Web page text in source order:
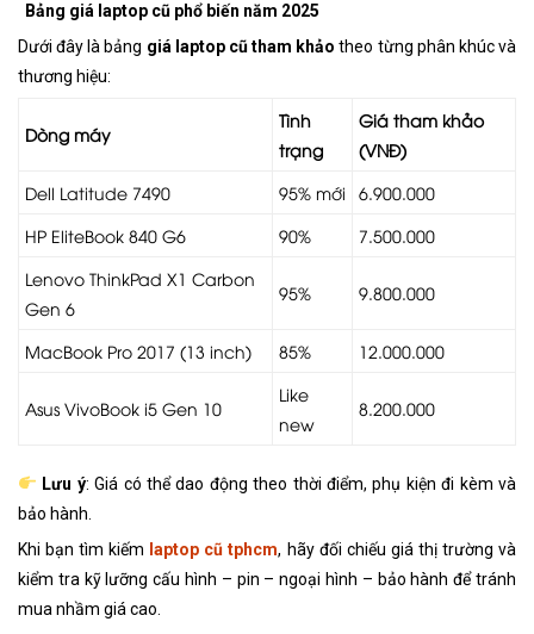
Bảng giá laptop cũ phổ biến năm 2025
Dưới đây là bảng giá laptop cũ tham khảo theo từng phân khúc và
thương hiệu:
Dòng máy
Tình
trạng
Giá tham khảo
(VNĐ)
Dell Latitude 7490
95% mới
6.900.000
HP EliteBook 840 G6
90%
7.500.000
Lenovo ThinkPad X1 Carbon
Gen 6
95% 9.800.000
MacBook Pro 2017 (13 inch) 85% 12.000.000
Asus VivoBook i5 Gen 10
Like
new
8.200.000
Lưu ý: Giá có thể dao động theo thời điểm, phụ kiện đi kèm và
bảo hành.
Khi bạn tìm kiếm laptop cũ tphcm, hãy đối chiếu giá thị trường và
kiểm tra kỹ lưỡng cấu hình – pin – ngoại hình – bảo hành để tránh
mua nhầm giá cao.